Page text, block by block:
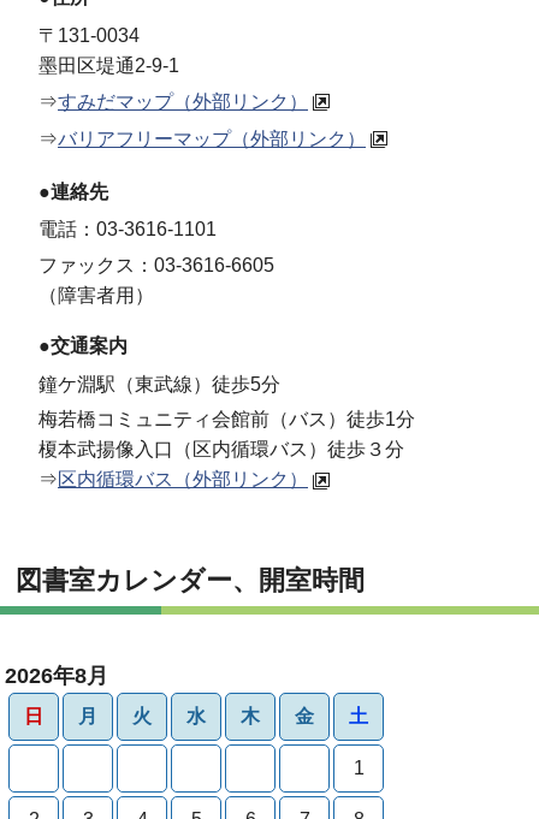
〒131-0034
墨田区堤通2-9-1
⇒すみだマップ（外部リンク）
⇒バリアフリーマップ（外部リンク）
●連絡先
電話：03-3616-1101
ファックス：03-3616-6605
（障害者用）
●交通案内
鐘ケ淵駅（東武線）徒歩5分
梅若橋コミュニティ会館前（バス）徒歩1分
榎本武揚像入口（区内循環バス）徒歩３分
⇒ 区内循環バス（外部リンク）
図書室カレンダー、開室時間
2026年8月
日 月 火 水 木 金 土
1